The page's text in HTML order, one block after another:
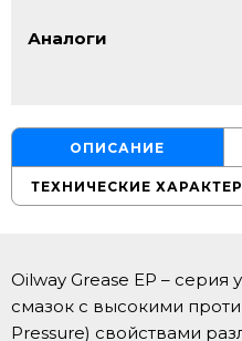
Аналоги
ОПИСАНИЕ
ТЕХНИЧЕСКИЕ
Oilway Grease EP – серия
смазок с высокими
Pressure) свойствами